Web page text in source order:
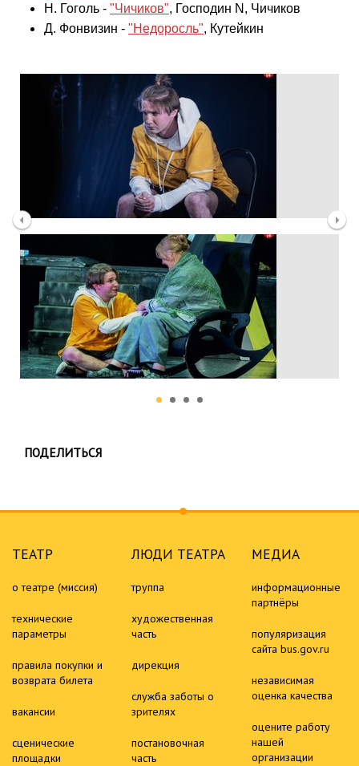
Н. Гоголь - "Чичиков", Господин N, Чичиков
Д. Фонвизин - "Недоросль", Кутейкин
ПОДЕЛИТЬСЯ
ТЕАТР
о театре (миссия)
технические
параметры
правила покупки и
возврата билета
вакансии
сценические
площадки
ЛЮДИ ТЕАТРА
труппа
художественная
часть
дирекция
служба заботы о
зрителях
постановочная
часть
МЕДИА
информационные
партнёры
популяризация
сайта bus.gov.ru
независимая
оценка качества
оцените работу
нашей
организации